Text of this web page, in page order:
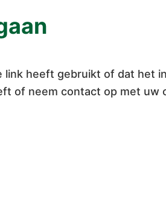
link heeft gebruikt of dat het
of neem contact op met uw